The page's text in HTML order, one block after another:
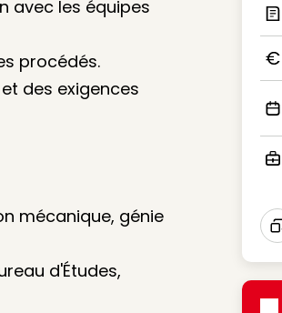
avec les équipes
procédés.
des exigences
mécanique, génie
d'Études,